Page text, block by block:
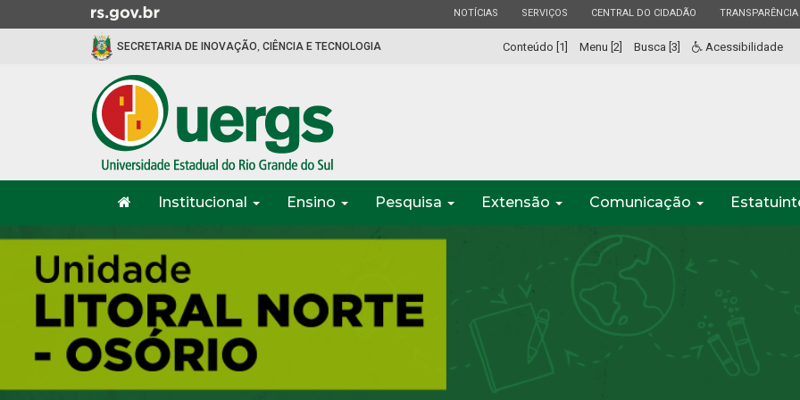
para
Ir
a
busca
ESTADO
NOTÍCIAS ESTADO
SERVIÇOS ESTADO
CENTRAL DO CIDADÃO ESTADO
TRANSPARÊNCIA
SECRETARIA DE INOVAÇÃO, CIÊNCIA E TECNOLOGIA Conteúdo [1] Menu [2] Busca [3] Acessibilidade
do
Institucional Ensino Pesquisa Extensão Comunicação
Início
conteúdo